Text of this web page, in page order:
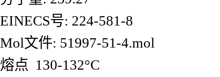
EINECS号: 224-581-8
Mol文件: 51997-51-4.mol
熔点 130-132°C